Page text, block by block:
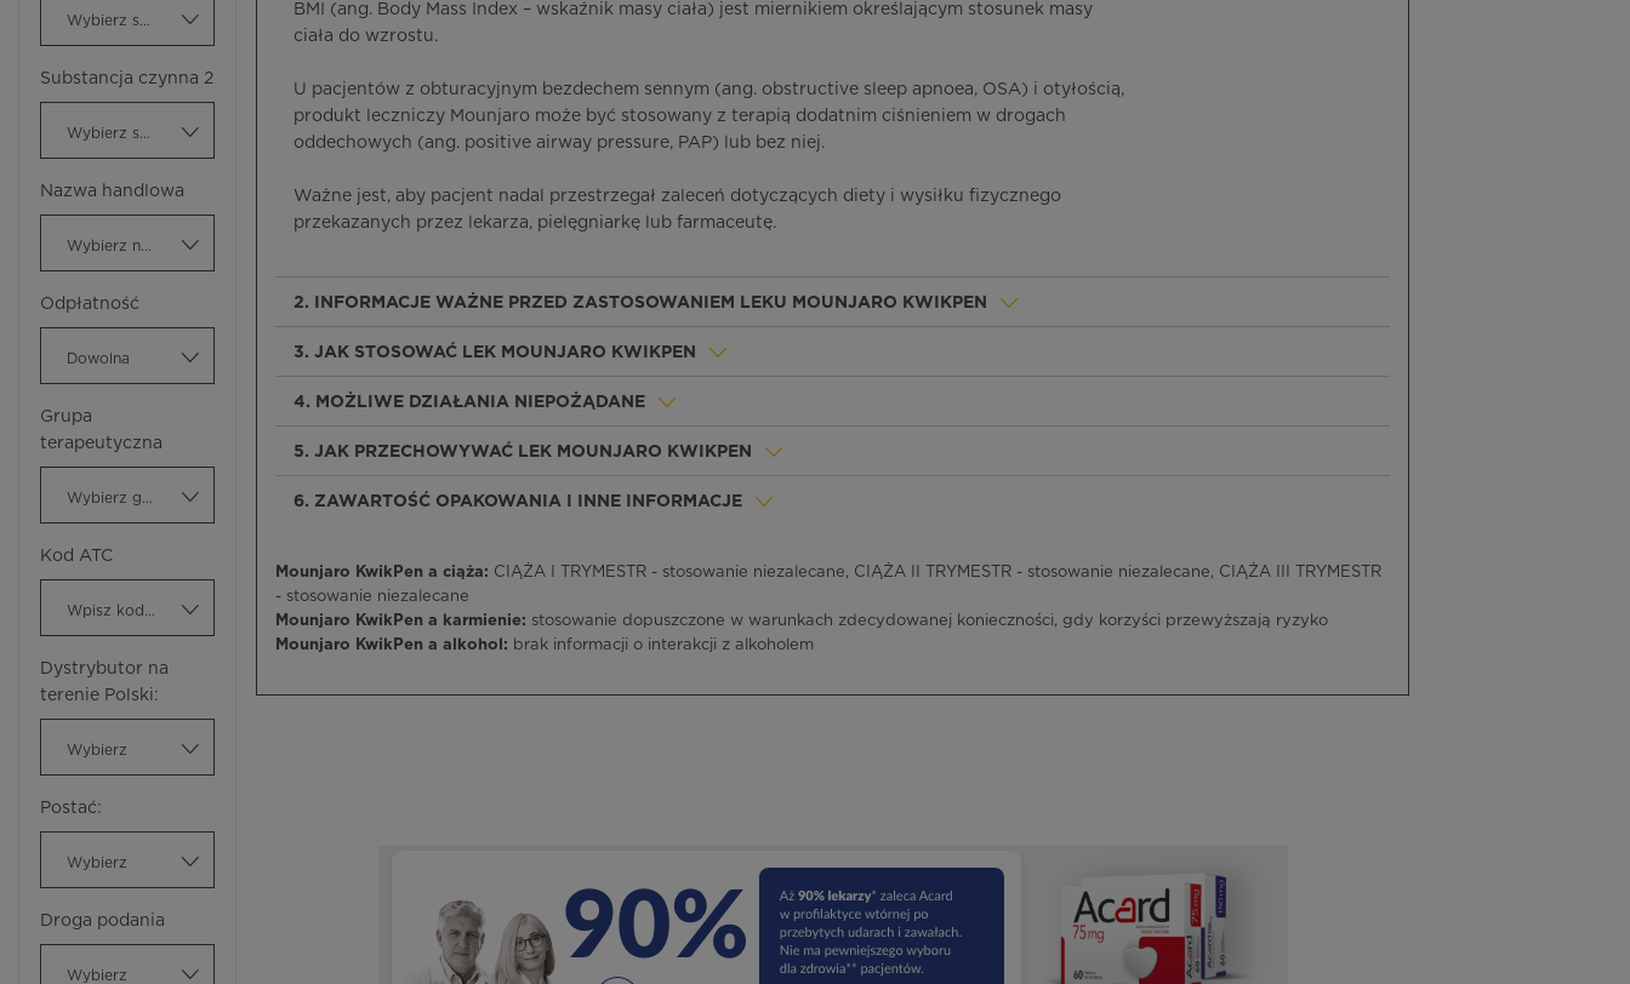
Substancja czynna 2
Nazwa handlowa
Odpłatność
Dowolna
Grupa
terapeutyczna
Kod ATC
Dystrybutor na
terenie Polski:
Wybierz
Postać:
Wybierz
Droga podania
Wybierz
BMI (ang. Body Mass Index – wskaźnik masy ciała) jest miernikiem określającym stosunek masy
ciała do wzrostu.
U pacjentów z obturacyjnym bezdechem sennym (ang. obstructive sleep apnoea, OSA) i otyłością,
produkt leczniczy Mounjaro może być stosowany z terapią dodatnim ciśnieniem w drogach
oddechowych (ang. positive airway pressure, PAP) lub bez niej.
Ważne jest, aby pacjent nadal przestrzegał zaleceń dotyczących diety i wysiłku fizycznego
przekazanych przez lekarza, pielęgniarkę lub farmaceutę.
2. INFORMACJE WAŻNE PRZED ZASTOSOWANIEM LEKU MOUNJARO KWIKPEN
3. JAK STOSOWAĆ LEK MOUNJARO KWIKPEN
4. MOŻLIWE DZIAŁANIA NIEPOŻĄDANE
5. JAK PRZECHOWYWAĆ LEK MOUNJARO KWIKPEN
6. ZAWARTOŚĆ OPAKOWANIA I INNE INFORMACJE
Mounjaro KwikPen a ciąża: CIĄŻA I TRYMESTR - stosowanie niezalecane, CIĄŻA II TRYMESTR - stosowanie niezalecane, CIĄŻA III TRYMESTR
- stosowanie niezalecane
Mounjaro KwikPen a karmienie: stosowanie dopuszczone w warunkach zdecydowanej konieczności, gdy korzyści przewyższają ryzyko
Mounjaro KwikPen a alkohol: brak informacji o interakcji z alkoholem